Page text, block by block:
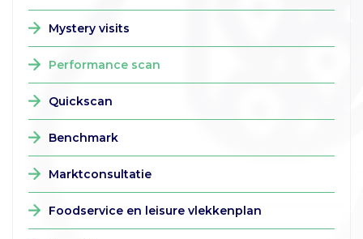
Mystery visits
Performance scan
Quickscan
Benchmark
Marktconsultatie
Foodservice en leisure vlekkenplan